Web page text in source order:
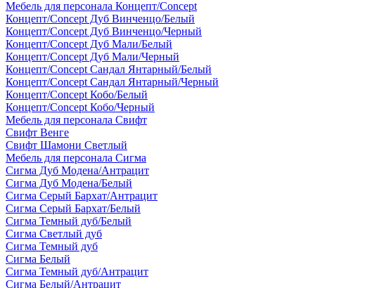
Мебель для персонала Концепт/Concept
Концепт/Concept Дуб Винченцо/Белый
Концепт/Concept Дуб Винченцо/Черный
Концепт/Concept Дуб Мали/Белый
Концепт/Concept Дуб Мали/Черный
Концепт/Concept Сандал Янтарный/Белый
Концепт/Concept Сандал Янтарный/Черный
Концепт/Concept Кобо/Белый
Концепт/Concept Кобо/Черный
Мебель для персонала Свифт
Свифт Венге
Свифт Шамони Светлый
Мебель для персонала Сигма
Сигма Дуб Модена/Антрацит
Сигма Дуб Модена/Белый
Сигма Серый Бархат/Антрацит
Сигма Серый Бархат/Белый
Сигма Темный дуб/Белый
Сигма Светлый дуб
Сигма Темный дуб
Сигма Белый
Сигма Темный дуб/Антрацит
Сигма Белый/Антрацит